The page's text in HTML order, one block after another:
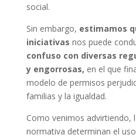
social.
Sin embargo, estimamos
iniciativas nos puede
confuso con diversas
y engorrosas, en el que
modelo de permisos
familias y la igualdad.
Como venimos advirtiendo,
normativa determinan el